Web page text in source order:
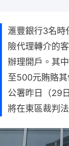
滙豐銀行3名時
險代理轉介的
辦理開戶。其
至500元賄賂
公署昨日（29
將在東區裁判